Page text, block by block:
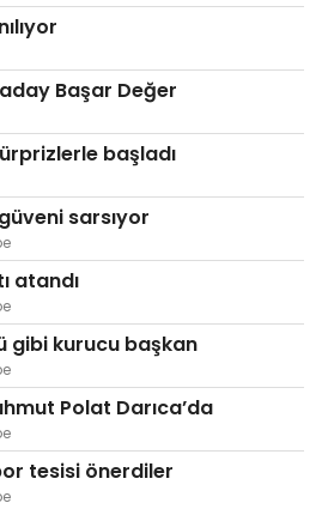
Başar Değer
başladı
sarsıyor
atandı
gibi kurucu başkan
Polat Darıca’da
tesisi önerdiler